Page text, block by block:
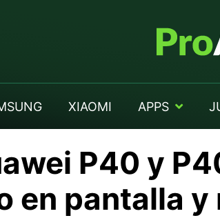
XIAOMI APPS
P40 y
en pantalla